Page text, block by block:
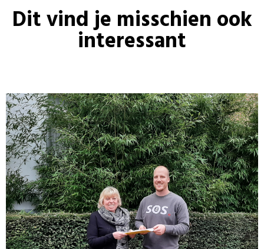
Dit vind je misschien ook
interessant